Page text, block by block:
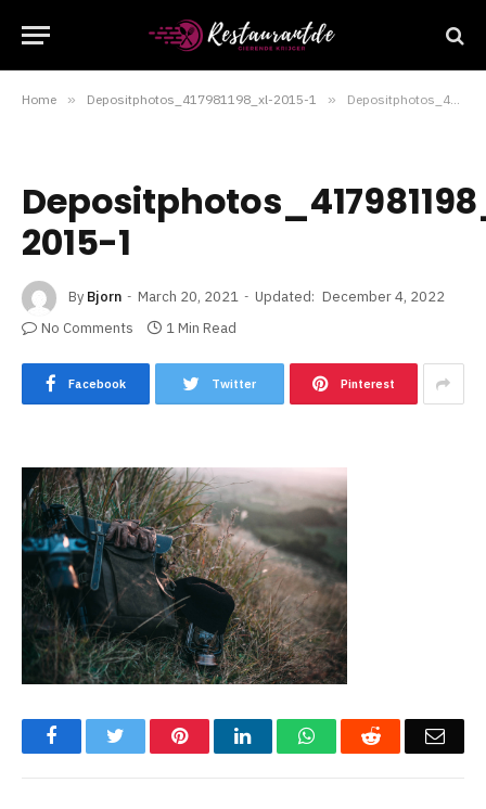
Home » Depositphotos_417981198_xl-2015-1 » Depositphotos_417981198_xl-2015-1
2015-1
By Bjorn March 20, 2021 Updated: December 4, 2022
No Comments
1 Min Read
Facebook Twitter Pinterest
FacebookTwitter PinterestLinkedInWhatsAppReddit